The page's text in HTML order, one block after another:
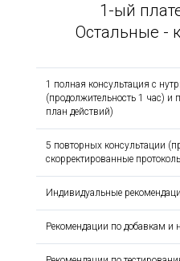
1-ый
Остальные -
1 полная консультация с
(продолжительность 1 час)
план действий)
5 повторных консультации
скорректированные
Индивидуальные
Рекомендации по добавкам и